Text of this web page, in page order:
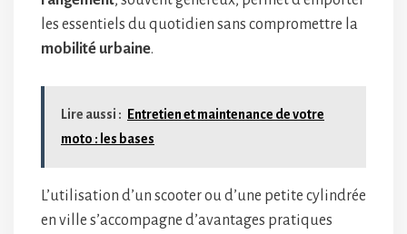
les essentiels du quotidien sans compromettre la
mobilité urbaine.
Lire aussi :
Entretien et maintenance de votre
moto : les bases
L’utilisation d’un scooter ou d’une petite cylindrée
en ville s’accompagne d’avantages pratiques